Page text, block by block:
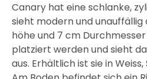
Canary hat eine schlanke,
sieht modern und unauffällig
höhe und 7 cm
platziert werden und sieht
aus. Erhältlich ist sie in